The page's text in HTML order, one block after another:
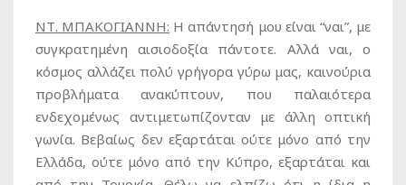
ΝΤ. ΜΠΑΚΟΓΙΑΝΝΗ: Η απάντησή μου είναι “ναι”, με
συγκρατημένη αισιοδοξία πάντοτε. Αλλά ναι, ο
κόσμος αλλάζει πολύ γρήγορα γύρω μας, καινούρια
προβλήματα ανακύπτουν, που παλαιότερα
ενδεχομένως αντιμετωπίζονταν με άλλη οπτική
γωνία. Βεβαίως δεν εξαρτάται ούτε μόνο από την
Ελλάδα, ούτε μόνο από την Κύπρο, εξαρτάται και